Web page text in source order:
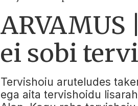
ei sobi
Tervishoiu aruteludes
ega aita tervishoidu